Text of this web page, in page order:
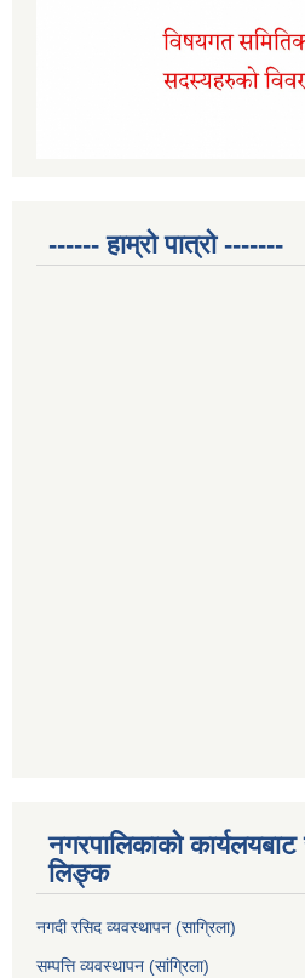
------ हाम्रो पात्रो -------
नगरपालिकाको
लिङ्क
नगदी रसिद व्यवस्थापन (साग्रिला)
सम्पत्ति व्यवस्थापन (सांग्रिला)